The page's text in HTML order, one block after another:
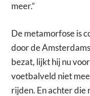
meer.”
De metamorfose is
door de
bezat, lijkt hij nu
voetbalveld niet
rijden. En achter die